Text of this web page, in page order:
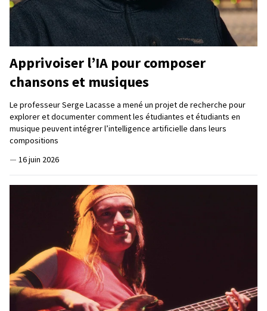
Apprivoiser l’IA pour composer
chansons et musiques
Le professeur Serge Lacasse a mené un projet de recherche pour
explorer et documenter comment les étudiantes et étudiants en
musique peuvent intégrer l’intelligence artificielle dans leurs
compositions
— 16 juin 2026